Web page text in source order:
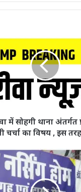
में सोहगी थाना
चर्चा का विषय , इस